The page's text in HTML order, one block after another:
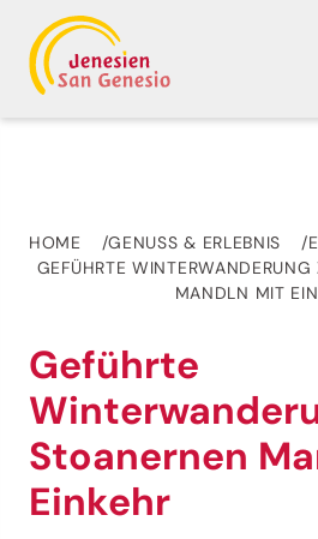
HOME GENUSS & ERLEBNIS
GEFÜHRTE
MANDLN MIT
Geführte
Stoanernen
Einkehr